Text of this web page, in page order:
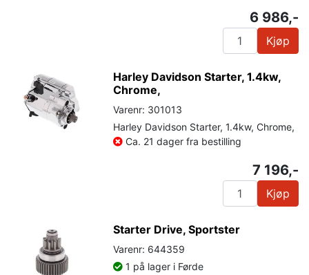
6 986,-
Kjøp
Harley Davidson Starter, 1.4kw,
Chrome,
Varenr: 301013
Harley Davidson Starter, 1.4kw, Chrome,
Ca. 21 dager fra bestilling
7 196,-
Kjøp
Starter Drive, Sportster
Varenr: 644359
1 på lager i Førde